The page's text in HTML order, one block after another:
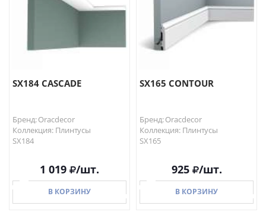
SX184 CASCADE
Бренд: Oracdecor
Коллекция: Плинтусы
SX184
1 019 /шт.
В КОРЗИНУ
SX165 CONTOUR
Бренд: Oracdecor
Коллекция: Плинтусы
SX165
925 /шт.
В КОРЗИНУ